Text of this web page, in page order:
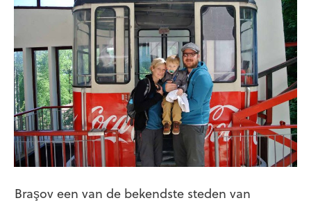
Braşov een van de bekendste steden van